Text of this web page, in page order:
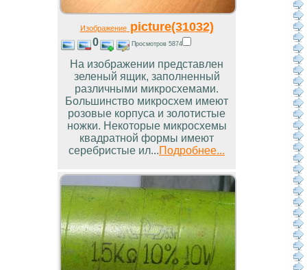
Изображениеpicture(31032)
0 Просмотров 5874
На изображении представлен
зеленый ящик, заполненный
различными микросхемами.
Большинство микросхем имеют
розовые корпуса и золотистые
ножки. Некоторые микросхемы
квадратной формы имеют
серебристые ил...Подробнее...